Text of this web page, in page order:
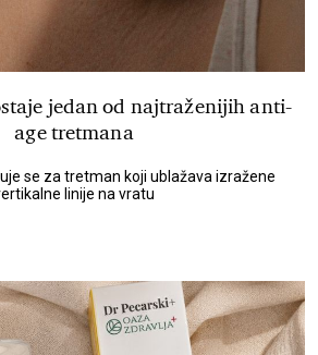
jedan od najtraženijih anti-
age tretmana
se za tretman koji ublažava izražene
linije na vratu